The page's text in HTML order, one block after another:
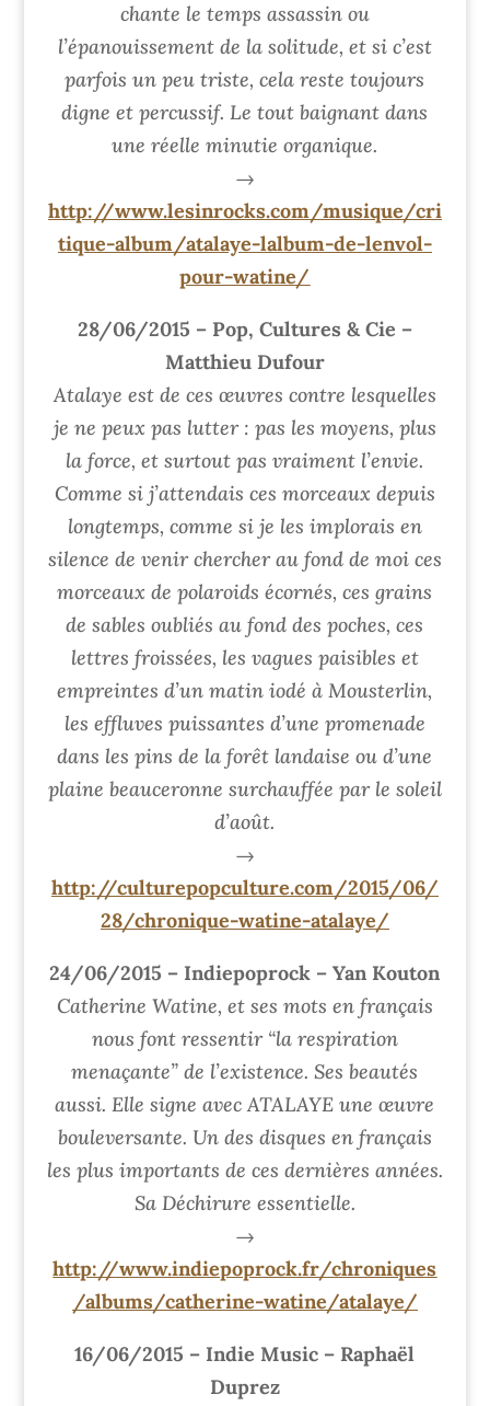
chante le temps assassin ou
l’épanouissement de la solitude, et si c’est
parfois un peu triste, cela reste toujours
digne et percussif. Le tout baignant dans
une réelle minutie organique.
→
http://www.lesinrocks.com/musique/cri
tique-album/atalaye-lalbum-de-lenvol-
pour-watine/
28/06/2015 – Pop, Cultures & Cie –
Matthieu Dufour
Atalaye est de ces œuvres contre lesquelles
je ne peux pas lutter : pas les moyens, plus
la force, et surtout pas vraiment l’envie.
Comme si j’attendais ces morceaux depuis
longtemps, comme si je les implorais en
silence de venir chercher au fond de moi ces
morceaux de polaroids écornés, ces grains
de sables oubliés au fond des poches, ces
lettres froissées, les vagues paisibles et
empreintes d’un matin iodé à Mousterlin,
les effluves puissantes d’une promenade
dans les pins de la forêt landaise ou d’une
plaine beauceronne surchauffée par le soleil
d’août.
→
http://culturepopculture.com/2015/06/
28/chronique-watine-atalaye/
24/06/2015 – Indiepoprock – Yan Kouton
Catherine Watine, et ses mots en français
nous font ressentir “la respiration
menaçante” de l’existence. Ses beautés
aussi. Elle signe avec ATALAYE une œuvre
bouleversante. Un des disques en français
les plus importants de ces dernières années.
Sa Déchirure essentielle.
→
http://www.indiepoprock.fr/chroniques
/albums/catherine-watine/atalaye/
16/06/2015 – Indie Music – Raphaël
Duprez